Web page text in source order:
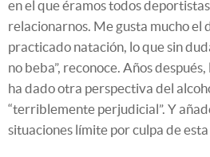
en el que éramos todos
relacionarnos. Me gusta mucho el
practicado natación, lo que sin
no beba”, reconoce. Años
ha dado otra perspectiva del
“terriblemente perjudicial”. Y
situaciones límite por culpa de esta